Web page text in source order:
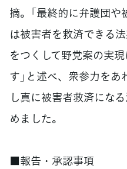
摘。「最終的に弁護団
は被害者を救済できる
をつくして野党案の実
す」と述べ、衆参力を
し真に被害者救済にな
めました。
■報告・承認事項